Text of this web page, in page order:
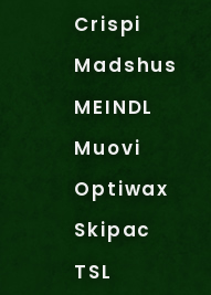
Crispi
Madshus
MEINDL
Muovi
Optiwax
Skipac
TSL